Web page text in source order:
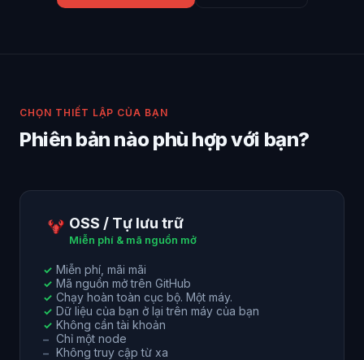
CHỌN THIẾT LẬP CỦA BẠN
Phiên bản nào phù hợp với bạn?
OSS / Tự lưu trữ
Miễn phí & mã nguồn mở
✓ Miễn phí, mãi mãi
✓ Mã nguồn mở trên GitHub
✓ Chạy hoàn toàn cục bộ. Một máy.
✓ Dữ liệu của bạn ở lại trên máy của bạn
✓ Không cần tài khoản
– Chỉ một node
– Không truy cập từ xa